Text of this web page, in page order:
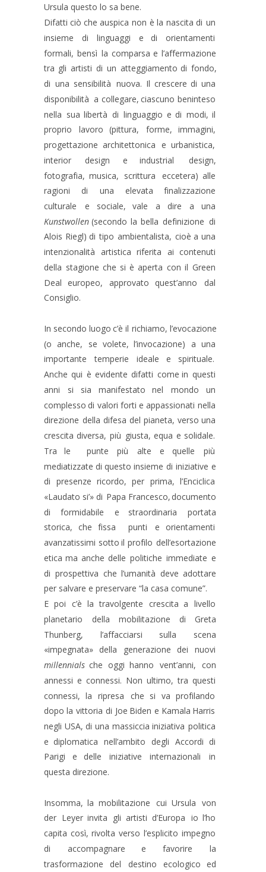
Ursula questo lo sa bene.
Difatti ciò che auspica non è la nascita di un
insieme
di linguaggi e di
orientamenti
formali, bensì la comparsa e l’affermazione
tra gli artisti di un atteggiamento di fondo,
di una sensibilità nuova. Il crescere di una
disponibilità a collegare, ciascuno beninteso
nella sua libertà di linguaggio e di modi, il
proprio
lavoro (pittura, forme, immagini,
progettazione architettonica e urbanistica,
interior
design e industrial
design,
fotografia, musica, scrittura eccetera) alle
ragioni
di una elevata
finalizzazione
culturale
e sociale, vale a dire a
una
Kunstwollen (secondo la bella definizione di
Alois Riegl) di tipo ambientalista, cioè a una
intenzionalità
artistica riferita ai contenuti
della stagione che si è aperta con il Green
Deal europeo, approvato quest’anno
dal
Consiglio.
In secondo luogo c’è il richiamo, l’evocazione
(o anche, se volete, l’invocazione) a una
importante
temperie ideale e
spirituale.
Anche qui è evidente difatti come in questi
anni
si sia manifestato nel mondo
un
complesso di valori forti e appassionati nella
direzione della difesa del pianeta, verso una
crescita diversa, più giusta, equa e solidale.
Tra
le punte più alte e quelle
più
mediatizzate di questo insieme di iniziative e
di presenze ricordo, per prima, l’Enciclica
«Laudato si’» di Papa Francesco, documento
di
formidabile e straordinaria
portata
storica, che fissa punti e orientamenti
avanzatissimi sotto il profilo dell’esortazione
etica ma anche delle politiche immediate e
di prospettiva che l’umanità deve adottare
per salvare e preservare “la casa comune”.
E poi c’è la travolgente crescita a livello
planetario
della mobilitazione di
Greta
Thunberg,
l’affacciarsi sulla
scena
«impegnata» della generazione dei
nuovi
millennials che oggi hanno vent’anni, con
annessi e connessi. Non ultimo, tra questi
connessi, la ripresa che si va profilando
dopo la vittoria di Joe Biden e Kamala Harris
negli USA, di una massiccia iniziativa politica
e diplomatica nell’ambito degli Accordi di
Parigi
e delle iniziative internazionali
in
questa direzione.
Insomma, la mobilitazione cui Ursula von
der Leyer invita gli artisti d’Europa io l’ho
capita così, rivolta verso l’esplicito impegno
di
accompagnare e favorire
la
trasformazione
del destino ecologico ed